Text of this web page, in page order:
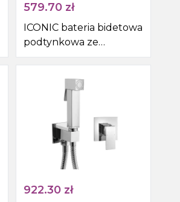
579.70 zł
ICONIC bateria bidetowa
podtynkowa ze
słuchawką bidetową i
922.30 zł